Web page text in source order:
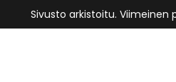
Sivusto arkistoitu. Viimeinen